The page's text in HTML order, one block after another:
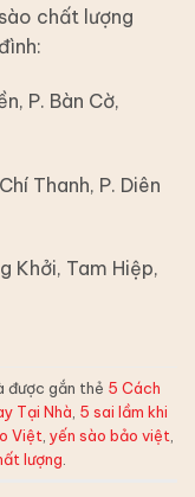
chất lượng
P. Bàn Cờ,
Thanh, P. Diên
Khởi, Tam Hiệp,
được gắn thẻ 5 Cách
Tại Nhà 5 sai lầm khi
Việt yến sào bảo việt
lượng